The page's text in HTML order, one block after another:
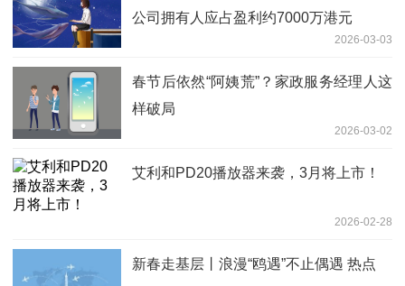
公司拥有人应占盈利约7000万港元
2026-03-03
春节后依然“阿姨荒”？家政服务经理人这
样破局
2026-03-02
艾利和PD20播放器来袭，3月将上市！
2026-02-28
新春走基层丨浪漫“鸥遇”不止偶遇 热点